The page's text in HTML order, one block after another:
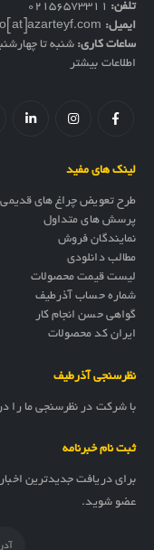
تلفن: 02156573311
ایمیل:
ساعات کاری: شنبه تا چهارشنبه 9
اطلاعات بیشتر
لینک های مفید
طرح تعویض چراغ های قدیمی
پرسش های متداول
نمایندگان فروش
مطالب دانلودی
لیست قیمت محصولات
شماره حساب آذرطیف
گواهی حسن انجام کار
ایران کد محصولات
نظرسنجی آذرطیف
با شرکت در نظرسنجی ما را در
ثبت نام خبرنامه
برای دریافت جدیدترین
عضو شوید.